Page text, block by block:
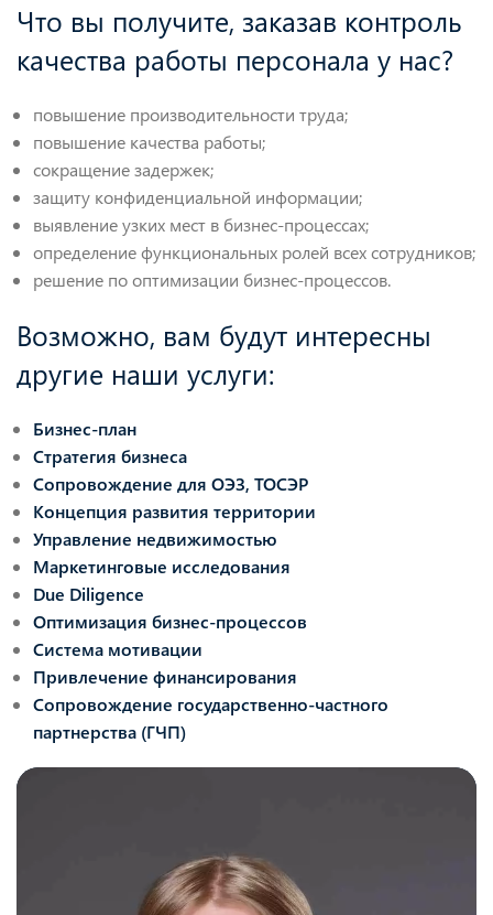
Что вы получите, заказав контроль
качества работы персонала у нас?
повышение производительности труда;
повышение качества работы;
сокращение задержек;
защиту конфиденциальной информации;
выявление узких мест в бизнес-процессах;
определение функциональных ролей всех сотрудников;
решение по оптимизации бизнес-процессов.
Возможно, вам будут интересны
другие наши услуги:
Бизнес-план
Стратегия бизнеса
Сопровождение для ОЭЗ, ТОСЭР
Концепция развития территории
Управление недвижимостью
Маркетинговые исследования
Due Diligence
Оптимизация бизнес-процессов
Система мотивации
Привлечение финансирования
Сопровождение государственно-частного
партнерства (ГЧП)